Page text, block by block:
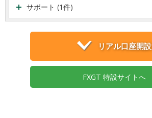
サポート (1件)
リアル口座開設
FXGT 特設サイトへ